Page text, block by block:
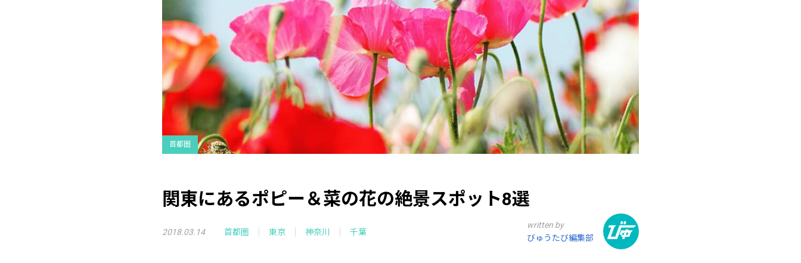
首都圏
関東にあるポピー＆菜の花の絶景スポット8選
2018.03.14 首都圏 東京 神奈川 千葉
written by
びゅうたび編集部